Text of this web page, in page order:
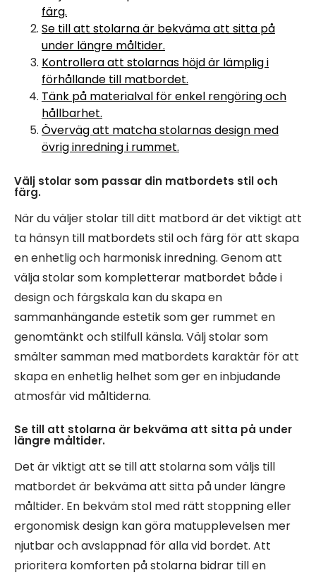
färg.
Se till att stolarna är bekväma att sitta på
under längre måltider.
Kontrollera att stolarnas höjd är lämplig i
förhållande till matbordet.
Tänk på materialval för enkel rengöring och
hållbarhet.
Överväg att matcha stolarnas design med
övrig inredning i rummet.
Välj stolar som passar din matbordets stil och
färg.
När du väljer stolar till ditt matbord är det viktigt att
ta hänsyn till matbordets stil och färg för att skapa
en enhetlig och harmonisk inredning. Genom att
välja stolar som kompletterar matbordet både i
design och färgskala kan du skapa en
sammanhängande estetik som ger rummet en
genomtänkt och stilfull känsla. Välj stolar som
smälter samman med matbordets karaktär för att
skapa en enhetlig helhet som ger en inbjudande
atmosfär vid måltiderna.
Se till att stolarna är bekväma att sitta på under
längre måltider.
Det är viktigt att se till att stolarna som väljs till
matbordet är bekväma att sitta på under längre
måltider. En bekväm stol med rätt stoppning eller
ergonomisk design kan göra matupplevelsen mer
njutbar och avslappnad för alla vid bordet. Att
prioritera komforten på stolarna bidrar till en